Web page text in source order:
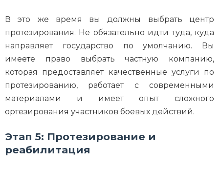
В это же время вы должны выбрать центр
протезирования. Не обязательно идти туда, куда
направляет государство по умолчанию. Вы
имеете право выбрать частную компанию,
которая предоставляет качественные услуги по
протезированию, работает с современными
материалами и имеет опыт сложного
ортезирования участников боевых действий.
Этап 5: Протезирование и
реабилитация